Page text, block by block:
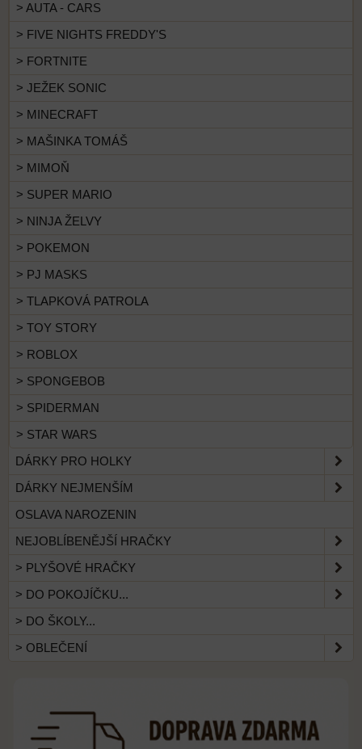
> AUTA - CARS
> FIVE NIGHTS FREDDY'S
> FORTNITE
> JEŽEK SONIC
> MINECRAFT
> MAŠINKA TOMÁŠ
> MIMOŇ
> SUPER MARIO
> NINJA ŽELVY
> POKEMON
> PJ MASKS
> TLAPKOVÁ PATROLA
> TOY STORY
> ROBLOX
> SPONGEBOB
> SPIDERMAN
> STAR WARS
DÁRKY PRO HOLKY
DÁRKY NEJMENŠÍM
OSLAVA NAROZENIN
NEJOBLÍBENĚJŠÍ HRAČKY
> PLYŠOVÉ HRAČKY
> DO POKOJÍČKU...
> DO ŠKOLY...
> OBLEČENÍ